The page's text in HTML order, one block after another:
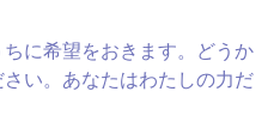
ちに希望をおきます。どうか
い。あなたはわたしの力だ